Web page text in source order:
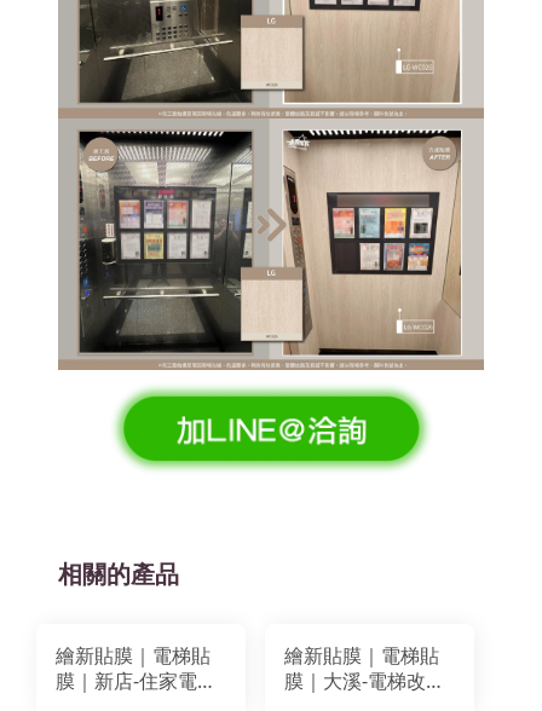
相關的產品
繪新貼膜｜電梯貼
膜｜新店-住家電梯
繪新貼膜｜電梯貼
膜｜大溪-電梯改色